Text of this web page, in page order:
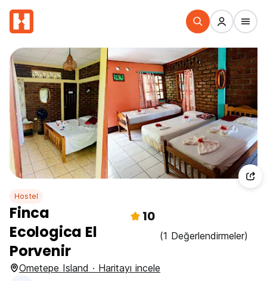
Hostel
Finca
Ecologica El
Porvenir
10
(1 Değerlendirmeler)
Ometepe Island · Haritayı incele